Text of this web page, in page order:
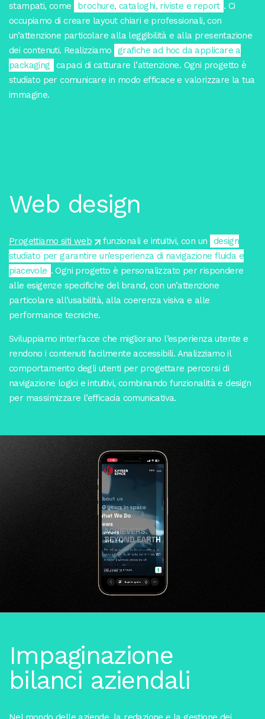
stampati, come
brochure, cataloghi, riviste e report . Ci
occupiamo di creare layout chiari e professionali, con
un’attenzione particolare alla leggibilità e alla presentazione
dei contenuti. Realizziamo
grafiche ad hoc da applicare a
packaging capaci di catturare l’attenzione. Ogni progetto è
studiato per comunicare in modo efficace e valorizzare la tua
immagine.
Web design
Progettiamo siti web funzionali e intuitivi, con un
design
studiato per garantire un’esperienza di navigazione fluida e
piacevole . Ogni progetto è personalizzato per rispondere
alle esigenze specifiche del brand, con un’attenzione
particolare all’usabilità, alla coerenza visiva e alle
performance tecniche.
Sviluppiamo interfacce che migliorano l’esperienza utente e
rendono i contenuti facilmente accessibili. Analizziamo il
comportamento degli utenti per progettare percorsi di
navigazione logici e intuitivi, combinando funzionalità e design
per massimizzare l’efficacia comunicativa.
Impaginazione
bilanci aziendali